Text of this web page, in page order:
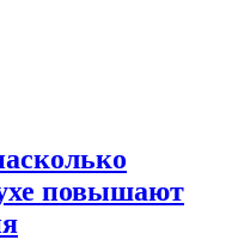
повышают